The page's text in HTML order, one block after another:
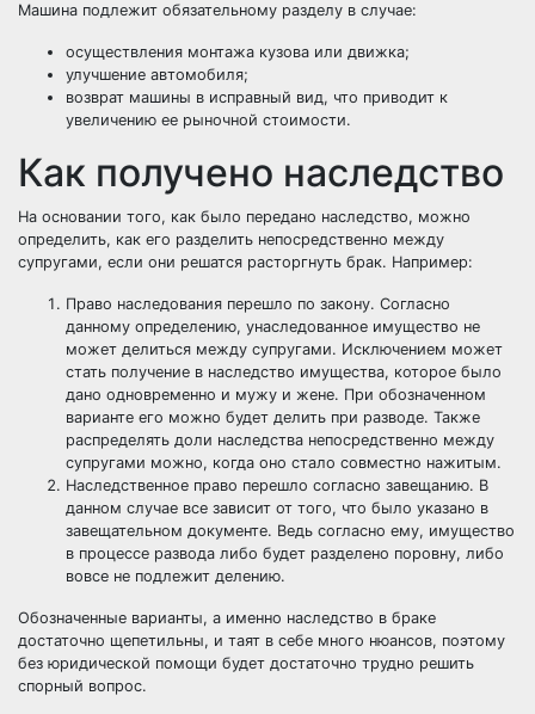
Машина подлежит обязательному разделу в случае:
осуществления монтажа кузова или движка;
улучшение автомобиля;
возврат машины в исправный вид, что приводит к
увеличению ее рыночной стоимости.
Как получено наследство
На основании того, как было передано наследство, можно
определить, как его разделить непосредственно между
супругами, если они решатся расторгнуть брак. Например:
Право наследования перешло по закону. Согласно
данному определению, унаследованное имущество не
может делиться между супругами. Исключением может
стать получение в наследство имущества, которое было
дано одновременно и мужу и жене. При обозначенном
варианте его можно будет делить при разводе. Также
распределять доли наследства непосредственно между
супругами можно, когда оно стало совместно нажитым.
Наследственное право перешло согласно завещанию. В
данном случае все зависит от того, что было указано в
завещательном документе. Ведь согласно ему, имущество
в процессе развода либо будет разделено поровну, либо
вовсе не подлежит делению.
Обозначенные варианты, а именно наследство в браке
достаточно щепетильны, и таят в себе много нюансов, поэтому
без юридической помощи будет достаточно трудно решить
спорный вопрос.